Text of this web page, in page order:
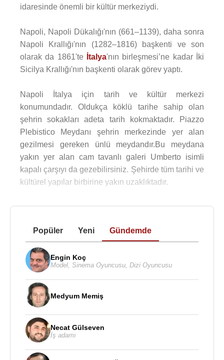
idaresinde önemli bir kültür merkeziydi.
Napoli, Napoli Dükalığı'nın (661–1139), daha sonra
Napoli Krallığı'nın (1282–1816) başkenti ve son
olarak da 1861'te
İtalya'nın birleşmesi’ne kadar İki
Sicilya Krallığı'nın başkenti olarak görev yaptı.
Napoli İtalya için tarih ve kültür merkezi
konumundadır. Oldukça köklü tarihe sahip olan
şehrin sokakları adeta tarih kokmaktadır. Piazzo
Plebistico Meydanı şehrin merkezinde yer alan
gezilmesi gereken ünlü meydandır.Bu meydana
yakın yer alan cam tavanlı galeri Umberto isimli
kapalı çarşıyı da gezebilirsiniz. Şehirde tüm tarihi ve
kültürel yapılar birbirine yakın uzaklıktadır.
Popüler Yeni Gündemde
Engin Koç
Model Sinema Oyuncusu Dizi Oyuncusu
Medyum Memiş
Necat Gülseven
İş adamı